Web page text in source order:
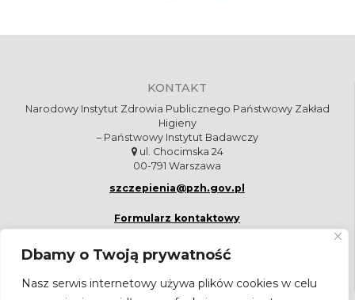
Dbamy o Twoją prywatność
Nasz serwis internetowy używa plików cookies w celu
KONTAKT
Narodowy Instytut Zdrowia Publicznego Państwowy Zakład
Higieny
– Państwowy Instytut Badawczy
ul. Chocimska 24
00-791 Warszawa
szczepienia@pzh.gov.pl
Formularz kontaktowy